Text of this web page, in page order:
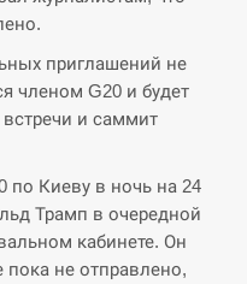
“кратный рост” атак
в аеропорту Лейпцига
з…
приглашений не
членом G20 и будет
и саммит
по Киеву в ночь на 24
Трамп в очередной
кабинете. Он
пока не отправлено,